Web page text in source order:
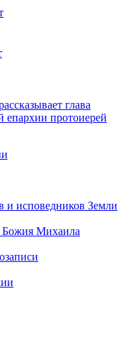
глава
епархии протоиерей